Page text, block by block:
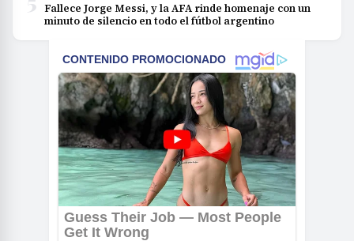
Fallece Jorge Messi, y la AFA rinde homenaje con un
minuto de silencio en todo el fútbol argentino